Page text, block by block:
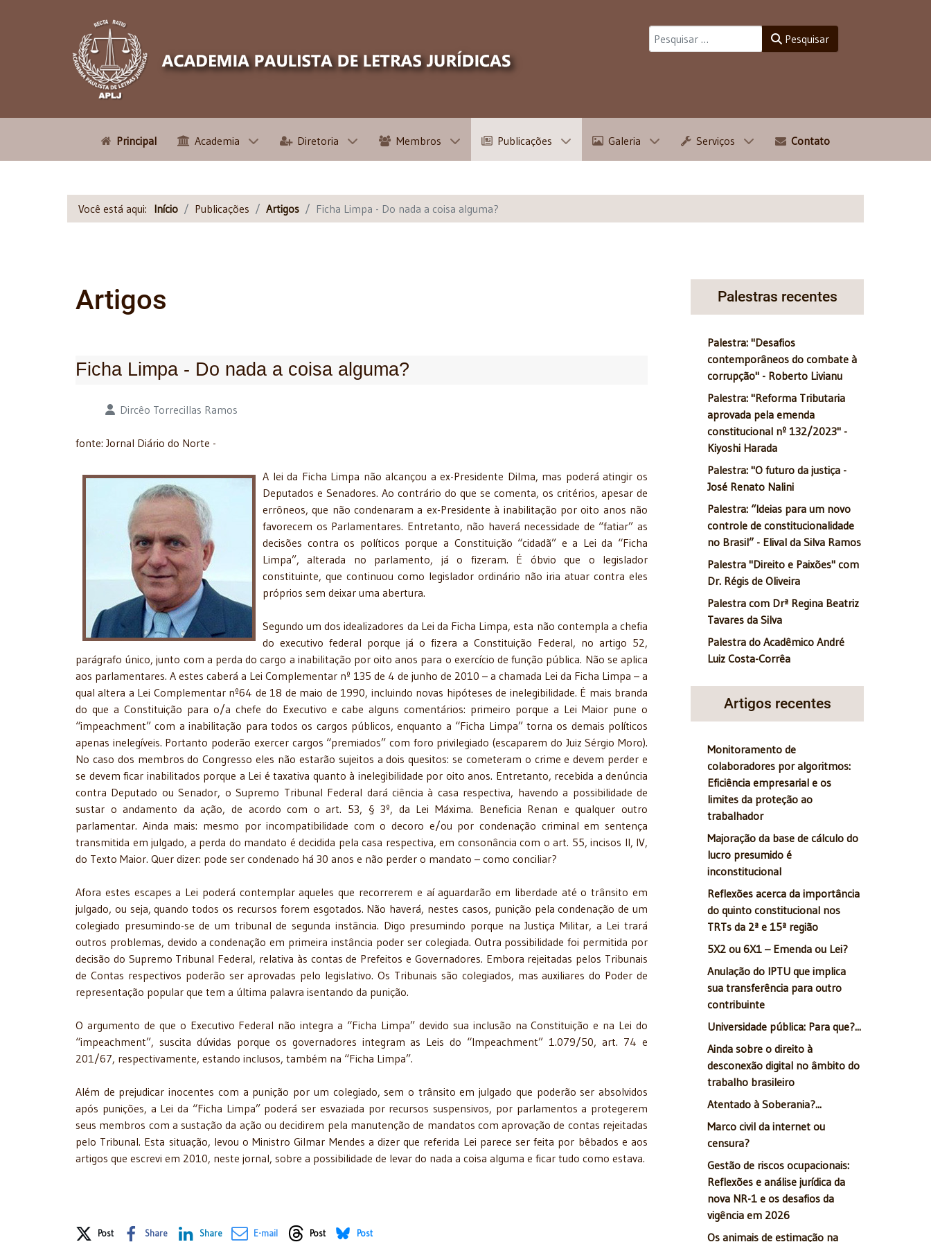
Pesquisar
Principal Academia Diretoria Membros Publicações Galeria Serviços Contato
Você está aqui: Início Publicações Artigos Ficha Limpa - Do nada a coisa alguma?
Artigos
Ficha Limpa - Do nada a coisa alguma?
Detalhes Dircêo Torrecillas Ramos
fonte: Jornal Diário do Norte -
A lei da Ficha Limpa não alcançou a ex-Presidente Dilma, mas poderá atingir os
Deputados e Senadores. Ao contrário do que se comenta, os critérios, apesar de
errôneos, que não condenaram a ex-Presidente à inabilitação por oito anos não
favorecem os Parlamentares. Entretanto, não haverá necessidade de “fatiar” as
decisões contra os políticos porque a Constituição “cidadã” e a Lei da “Ficha
Limpa”, alterada no parlamento, já o fizeram. É óbvio que o legislador
constituinte, que continuou como legislador ordinário não iria atuar contra eles
próprios sem deixar uma abertura.
Segundo um dos idealizadores da Lei da Ficha Limpa, esta não contempla a chefia
do executivo federal porque já o fizera a Constituição Federal, no artigo 52,
parágrafo único, junto com a perda do cargo a inabilitação por oito anos para o exercício de função pública. Não se aplica
aos parlamentares. A estes caberá a Lei Complementar nº 135 de 4 de junho de 2010 – a chamada Lei da Ficha Limpa – a
qual altera a Lei Complementar nº64 de 18 de maio de 1990, incluindo novas hipóteses de inelegibilidade. É mais branda
do que a Constituição para o/a chefe do Executivo e cabe alguns comentários: primeiro porque a Lei Maior pune o
“impeachment” com a inabilitação para todos os cargos públicos, enquanto a “Ficha Limpa” torna os demais políticos
apenas inelegíveis. Portanto poderão exercer cargos “premiados” com foro privilegiado (escaparem do Juiz Sérgio Moro).
No caso dos membros do Congresso eles não estarão sujeitos a dois quesitos: se cometeram o crime e devem perder e
se devem ficar inabilitados porque a Lei é taxativa quanto à inelegibilidade por oito anos. Entretanto, recebida a denúncia
contra Deputado ou Senador, o Supremo Tribunal Federal dará ciência à casa respectiva, havendo a possibilidade de
sustar o andamento da ação, de acordo com o art. 53, § 3º, da Lei Máxima. Beneficia Renan e qualquer outro
parlamentar. Ainda mais: mesmo por incompatibilidade com o decoro e/ou por condenação criminal em sentença
transmitida em julgado, a perda do mandato é decidida pela casa respectiva, em consonância com o art. 55, incisos II, IV,
do Texto Maior. Quer dizer: pode ser condenado há 30 anos e não perder o mandato – como conciliar?
Afora estes escapes a Lei poderá contemplar aqueles que recorrerem e aí aguardarão em liberdade até o trânsito em
julgado, ou seja, quando todos os recursos forem esgotados. Não haverá, nestes casos, punição pela condenação de um
colegiado presumindo-se de um tribunal de segunda instância. Digo presumindo porque na Justiça Militar, a Lei trará
outros problemas, devido a condenação em primeira instância poder ser colegiada. Outra possibilidade foi permitida por
decisão do Supremo Tribunal Federal, relativa às contas de Prefeitos e Governadores. Embora rejeitadas pelos Tribunais
de Contas respectivos poderão ser aprovadas pelo legislativo. Os Tribunais são colegiados, mas auxiliares do Poder de
representação popular que tem a última palavra isentando da punição.
O argumento de que o Executivo Federal não integra a “Ficha Limpa” devido sua inclusão na Constituição e na Lei do
“impeachment”, suscita dúvidas porque os governadores integram as Leis do “Impeachment” 1.079/50, art. 74 e
201/67, respectivamente, estando inclusos, também na “Ficha Limpa”.
Além de prejudicar inocentes com a punição por um colegiado, sem o trânsito em julgado que poderão ser absolvidos
após punições, a Lei da “Ficha Limpa” poderá ser esvaziada por recursos suspensivos, por parlamentos a protegerem
seus membros com a sustação da ação ou decidirem pela manutenção de mandatos com aprovação de contas rejeitadas
pelo Tribunal. Esta situação, levou o Ministro Gilmar Mendes a dizer que referida Lei parece ser feita por bêbados e aos
artigos que escrevi em 2010, neste jornal, sobre a possibilidade de levar do nada a coisa alguma e ficar tudo como estava.
Share on Social Media
Post Share Share E-mail Post Post
Palestras recentes
Palestra: "Desafios
contemporâneos do combate à
corrupção" - Roberto Livianu
Palestra: "Reforma Tributaria
aprovada pela emenda
constitucional nº 132/2023" -
Kiyoshi Harada
Palestra: "O futuro da justiça -
José Renato Nalini
Palestra: “Ideias para um novo
controle de constitucionalidade
no Brasil” - Elival da Silva Ramos
Palestra "Direito e Paixões" com
Dr. Régis de Oliveira
Palestra com Drª Regina Beatriz
Tavares da Silva
Palestra do Acadêmico André
Luiz Costa-Corrêa
Artigos recentes
Monitoramento de
colaboradores por algoritmos:
Eficiência empresarial e os
limites da proteção ao
trabalhador
Majoração da base de cálculo do
lucro presumido é
inconstitucional
Reflexões acerca da importância
do quinto constitucional nos
TRTs da 2ª e 15ª região
5X2 ou 6X1 – Emenda ou Lei?
Anulação do IPTU que implica
sua transferência para outro
contribuinte
Universidade pública: Para que?...
Ainda sobre o direito à
desconexão digital no âmbito do
trabalho brasileiro
Atentado à Soberania?...
Marco civil da internet ou
censura?
Gestão de riscos ocupacionais:
Reflexões e análise jurídica da
nova NR-1 e os desafios da
vigência em 2026
Os animais de estimação na